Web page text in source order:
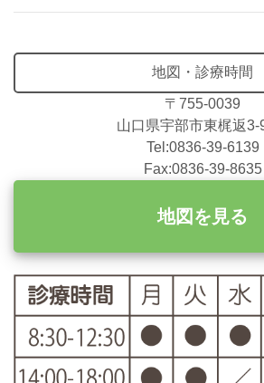
地図・診療時間
〒755-0039
山口県宇部市東梶返3-
Tel:0836-39-6139
Fax:0836-39-8635
地図を見る